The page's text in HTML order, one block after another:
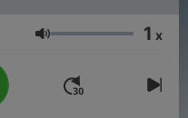
Volume 1 x